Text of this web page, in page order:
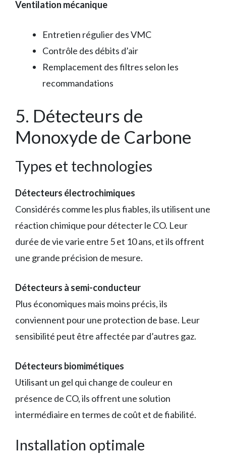
Ventilation mécanique
Entretien régulier des VMC
Contrôle des débits d’air
Remplacement des filtres selon les
recommandations
5. Détecteurs de
Monoxyde de Carbone
Types et technologies
Détecteurs électrochimiques
Considérés comme les plus fiables, ils utilisent une
réaction chimique pour détecter le CO. Leur
durée de vie varie entre 5 et 10 ans, et ils offrent
une grande précision de mesure.
Détecteurs à semi-conducteur
Plus économiques mais moins précis, ils
conviennent pour une protection de base. Leur
sensibilité peut être affectée par d’autres gaz.
Détecteurs biomimétiques
Utilisant un gel qui change de couleur en
présence de CO, ils offrent une solution
intermédiaire en termes de coût et de fiabilité.
Installation optimale